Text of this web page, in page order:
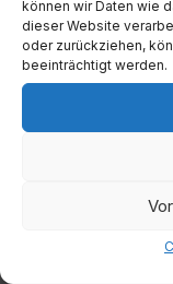
können wir Daten wie
dieser Website
oder zurückziehen,
beeinträchtigt werden.
Eröffnung
4. August 2026